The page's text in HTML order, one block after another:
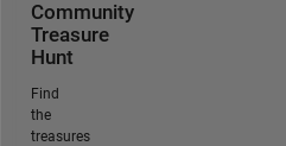
Community
Treasure
Hunt
Find
the
treasures